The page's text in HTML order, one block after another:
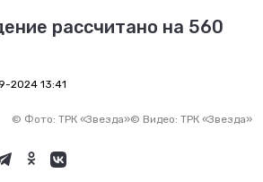
рассчитано на 560
2024 13:41
© Фото: ТРК «Звезда»© Видео: ТРК «Звезда»